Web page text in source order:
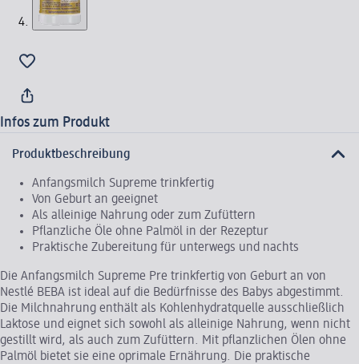
Infos zum Produkt
Produktbeschreibung
Anfangsmilch Supreme trinkfertig
Von Geburt an geeignet
Als alleinige Nahrung oder zum Zufüttern
Pflanzliche Öle ohne Palmöl in der Rezeptur
Praktische Zubereitung für unterwegs und nachts
Die Anfangsmilch Supreme Pre trinkfertig von Geburt an von
Nestlé BEBA ist ideal auf die Bedürfnisse des Babys abgestimmt.
Die Milchnahrung enthält als Kohlenhydratquelle ausschließlich
Laktose und eignet sich sowohl als alleinige Nahrung, wenn nicht
gestillt wird, als auch zum Zufüttern. Mit pflanzlichen Ölen ohne
Palmöl bietet sie eine oprimale Ernährung. Die praktische